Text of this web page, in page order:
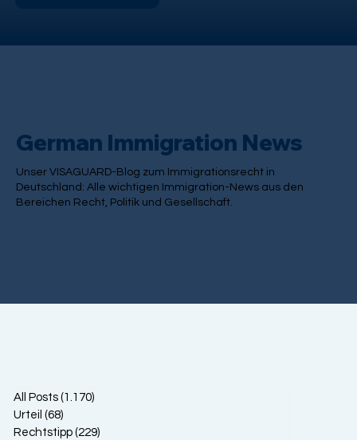
German Immigration News
Unser VISAGUARD-Blog zum Immigrationsrecht in
Deutschland: Alle wichtigen Immigration-News aus den
Bereichen Recht, Politik und Gesellschaft.
All Posts (1.170)
Urteil (68)
Rechtstipp (229)